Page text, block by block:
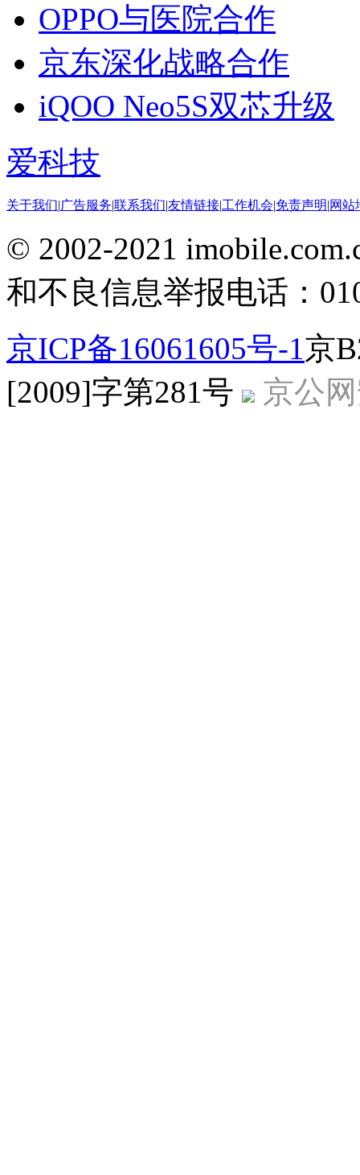
OPPO与医院合作
京东深化战略合作
iQOO Neo5S双芯升级
爱科技
关于我们|广告服务|联系我们|友情链接|工作机会|免责声明|网站
© 2002-2021
和不良信息举报电话：
京ICP备16061605号-1 京
[2009]字第281号
京公